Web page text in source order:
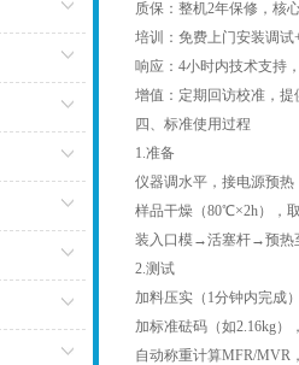
质保：整机2年保修，核
培训：免费上门安装调
响应：4小时内技术支持
增值：定期回访校准，
四、标准使用过程
1.准备
仪器调水平，接电源预
样品干燥（80℃×2h），
装入口模→活塞杆→预热
2.测试
加料压实（1分钟内完成
加标准砝码（如2.16kg）
自动称重计算MFR/MVR